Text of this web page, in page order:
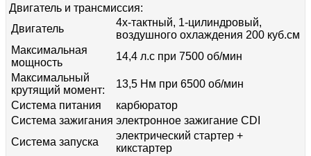
Двигатель и трансмиссия:
Двигатель
4х-тактный, 1-цилиндровый,
воздушного охлаждения 200 куб.см
Максимальная
мощность
14,4 л.с при 7500 об/мин
Максимальный
крутящий момент:
13,5 Нм при 6500 об/мин
Система питания
карбюратор
Система зажигания электронное зажигание CDI
Система запуска
электрический стартер +
кикстартер